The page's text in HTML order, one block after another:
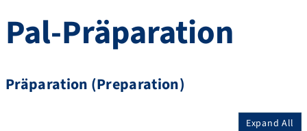
Pal-Präparation
Präparation (Preparation)
Expand All